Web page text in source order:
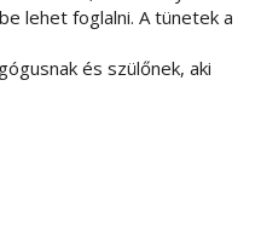
lehet foglalni. A tünetek a
és szülőnek, aki